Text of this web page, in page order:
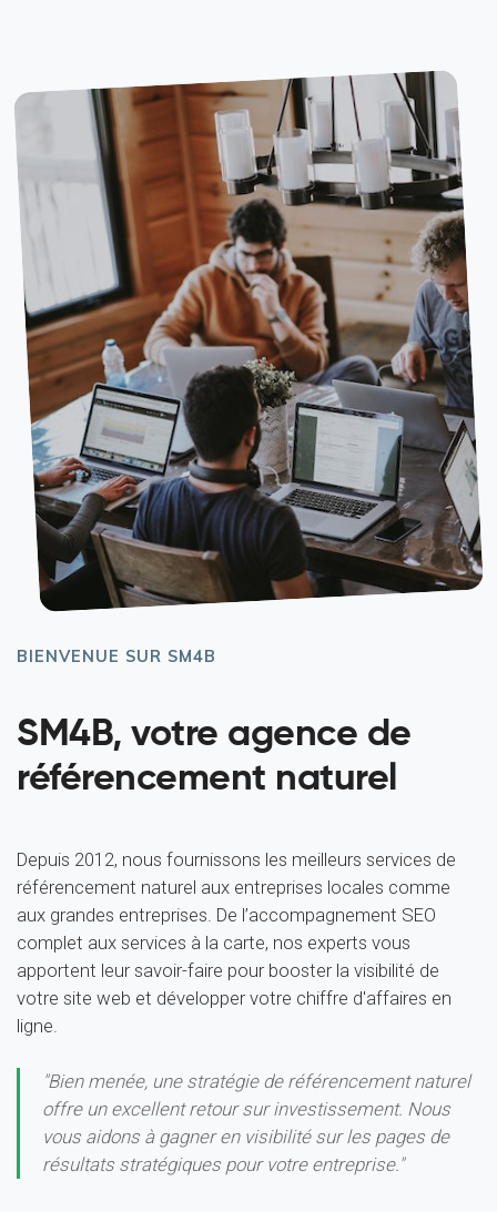
BIENVENUE SUR SM4B
SM4B, votre agence de
référencement naturel
Depuis 2012, nous fournissons les meilleurs services de
référencement naturel aux entreprises locales comme
aux grandes entreprises. De l’accompagnement SEO
complet aux services à la carte, nos experts vous
apportent leur savoir-faire pour booster la visibilité de
votre site web et développer votre chiffre d'affaires en
ligne.
"Bien menée, une stratégie de référencement naturel
offre un excellent retour sur investissement. Nous
vous aidons à gagner en visibilité sur les pages de
résultats stratégiques pour votre entreprise."